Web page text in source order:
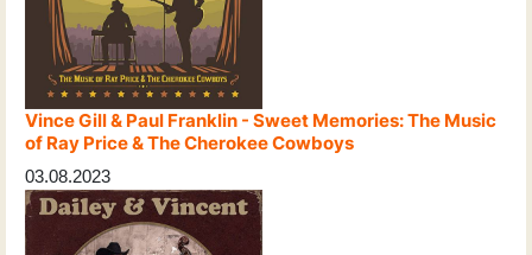
Vince Gill & Paul Franklin - Sweet Memories: The Music
of Ray Price & The Cherokee Cowboys
03.08.2023